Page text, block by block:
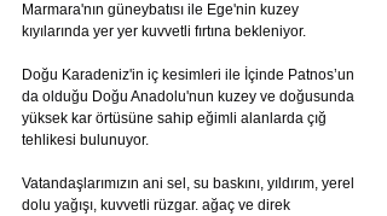
Marmara'nın güneybatısı ile Ege'nin kuzey
kıyılarında yer yer kuvvetli fırtına bekleniyor.
Doğu Karadeniz'in iç kesimleri ile İçinde Patnos’un
da olduğu Doğu Anadolu'nun kuzey ve doğusunda
yüksek kar örtüsüne sahip eğimli alanlarda çığ
tehlikesi bulunuyor.
Vatandaşlarımızın ani sel, su baskını, yıldırım, yerel
dolu yağışı, kuvvetli rüzgar. ağaç ve direk